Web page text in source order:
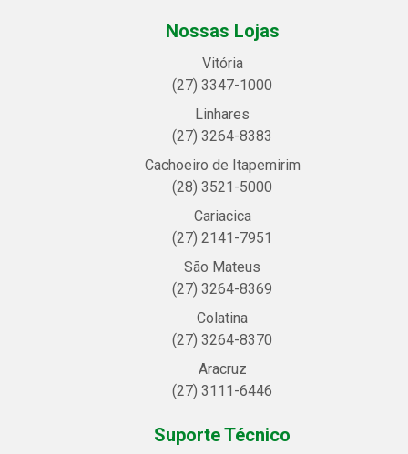
Nossas Lojas
Vitória
(27) 3347-1000
Linhares
(27) 3264-8383
Cachoeiro de Itapemirim
(28) 3521-5000
Cariacica
(27) 2141-7951
São Mateus
(27) 3264-8369
Colatina
(27) 3264-8370
Aracruz
(27) 3111-6446
Suporte Técnico